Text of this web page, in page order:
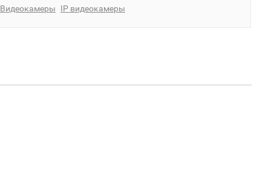
Видеокамеры IP видеокамеры